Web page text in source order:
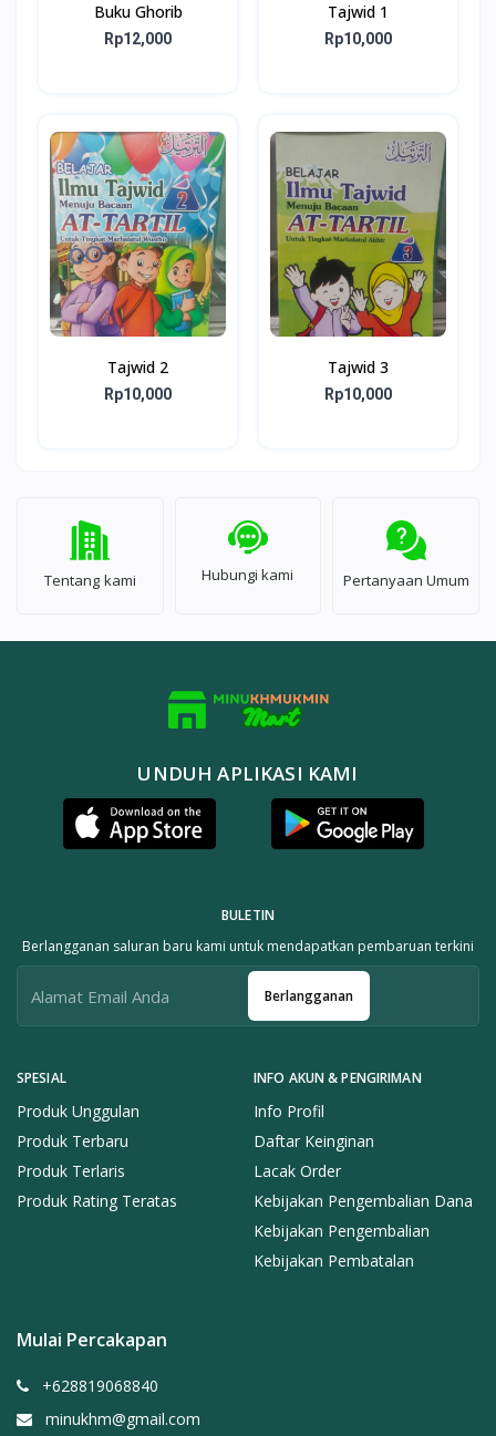
Buku Ghorib
Rp12,000
Tajwid 1
Rp10,000
Tajwid 2
Rp10,000
Tajwid 3
Rp10,000
Tentang kami Hubungi kami Pertanyaan Umum
UNDUH APLIKASI KAMI
SPESIAL
Produk Unggulan
Produk Terbaru
Produk Terlaris
Produk Rating Teratas
INFO AKUN & PENGIRIMAN
Info Profil
Daftar Keinginan
Lacak Order
Kebijakan Pengembalian Dana
Kebijakan Pengembalian
Kebijakan Pembatalan
BULETIN
Berlangganan saluran baru kami untuk mendapatkan pembaruan terkini
Berlangganan
Mulai Percakapan
+628819068840
minukhm@gmail.com